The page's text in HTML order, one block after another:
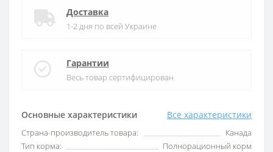
Основные характеристики Все характеристики
Страна-производитель товара:
Канада
Тип корма:
Полнорационный корм
Доставка
1-2 дня по всей Украине
Гарантии
Весь товар сертифицирован